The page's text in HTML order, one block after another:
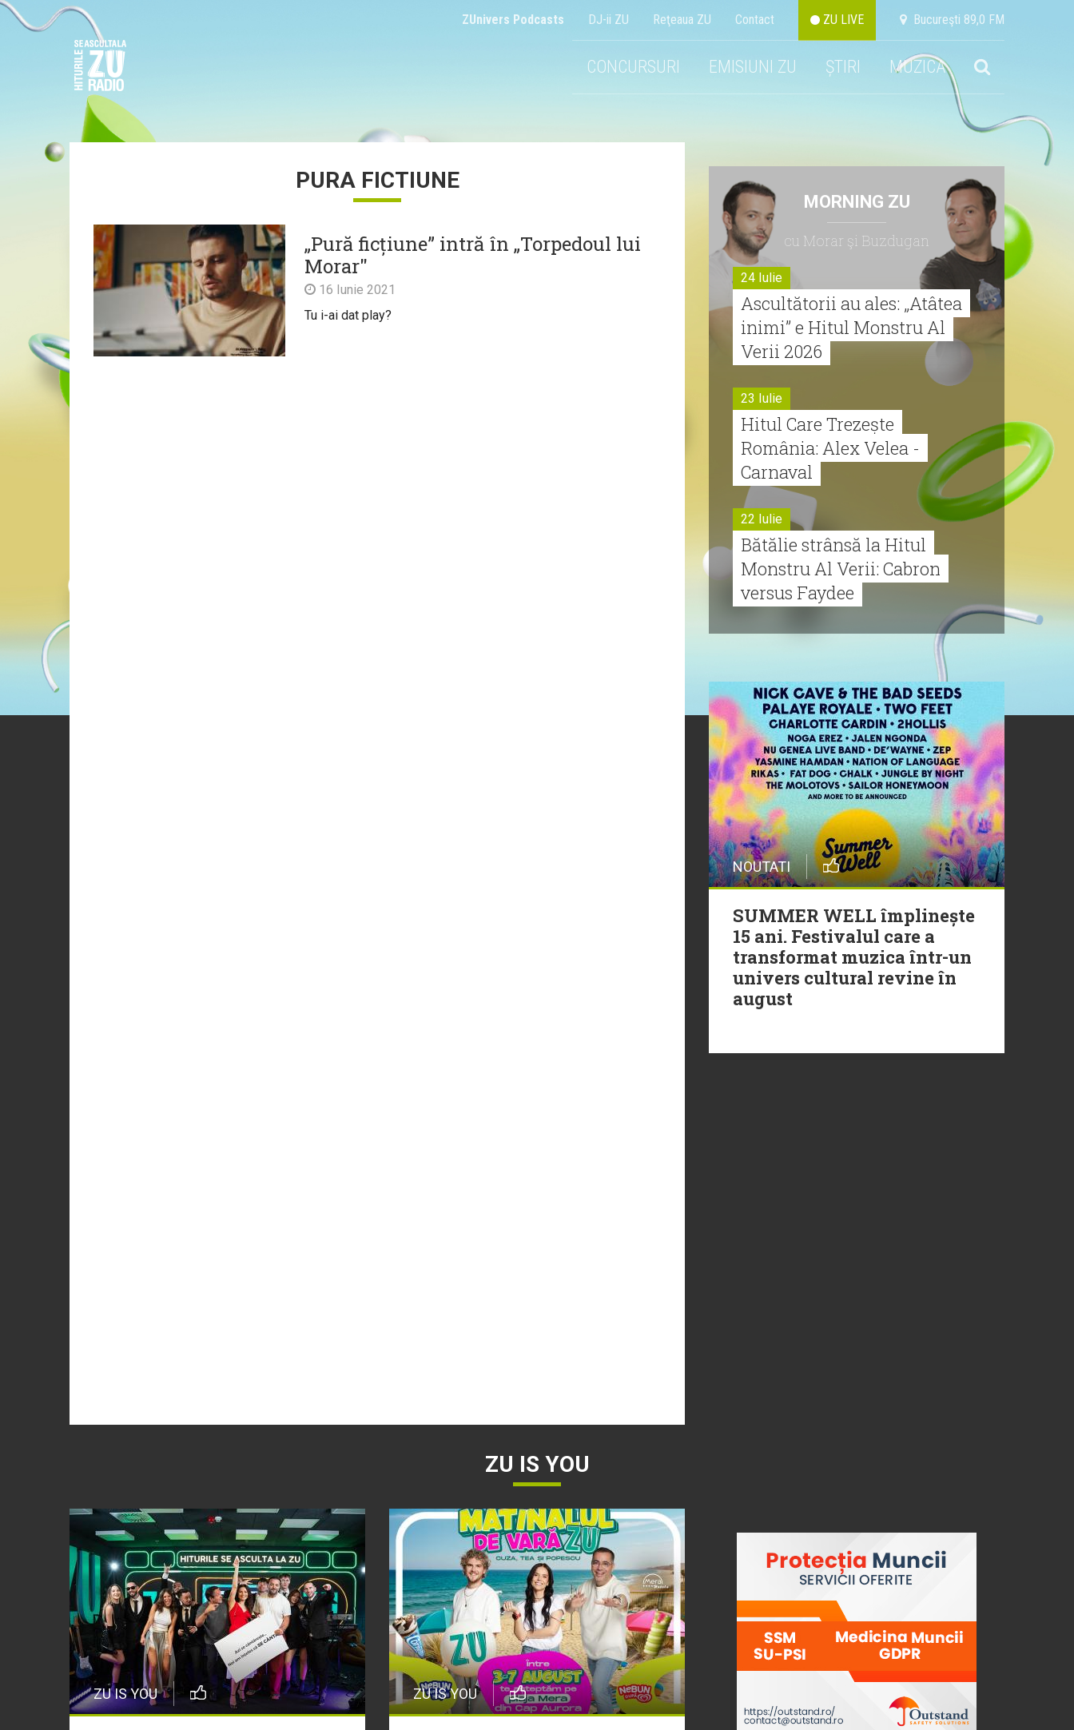
ZUnivers Podcasts DJ-ii ZU Reţeaua ZU Contact ZU LIVE Bucureşti 89,0 FM
CONCURSURI EMISIUNI ZU ȘTIRI MUZICA
PURA FICTIUNE
„Pură ficțiune” intră în „Torpedoul lui
Morar"
16 Iunie 2021
Tu i-ai dat play?
MORNING ZU
cu Morar şi Buzdugan
24 Iulie
Ascultătorii au ales: „Atâtea
inimi” e Hitul Monstru Al
Verii 2026
23 Iulie
Hitul Care Trezește
România: Alex Velea -
Carnaval
22 Iulie
Bătălie strânsă la Hitul
Monstru Al Verii: Cabron
versus Faydee
Cabron vine cu Hitul
Monstru al Verii
20 Iulie
Episod nou | Muzica Aia x
DJ Christian Thomson
20 Iulie
Torpedoul lui Morar: Theo
Rose - „Ceai lângă tine”
NOUTATI
SUMMER WELL împlinește
15 ani. Festivalul care a
transformat muzica într-un
univers cultural revine în
august
ZU IS YOU
ZU IS YOU ZU IS YOU